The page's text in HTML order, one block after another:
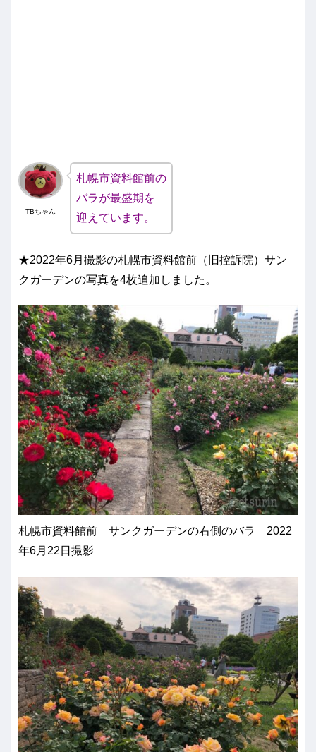
TBちゃん
札幌市資料館前の
バラが最盛期を
迎えています。
★2022年6月撮影の札幌市資料館前（旧控訴院）サン
クガーデンの写真を4枚追加しました。
札幌市資料館前 サンクガーデンの右側のバラ 2022
年6月22日撮影